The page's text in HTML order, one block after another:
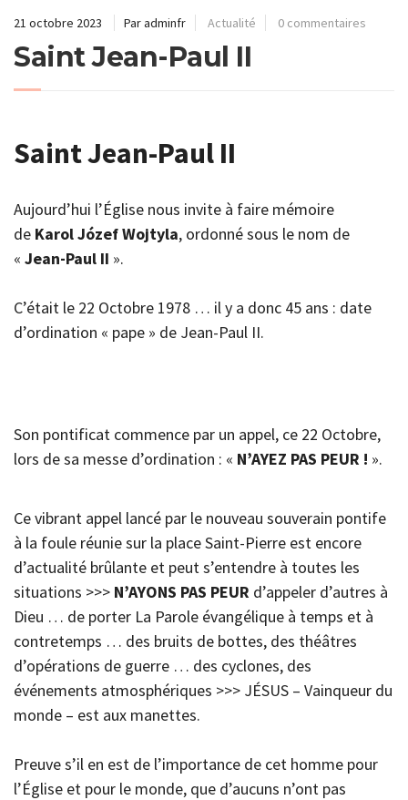
21 octobre 2023 Par adminfr Actualité 0 commentaires
Saint Jean-Paul II
Saint Jean-Paul II
Aujourd’hui l’Église nous invite à faire mémoire
de Karol Józef Wojtyla, ordonné sous le nom de
« Jean-Paul II ».
C’était le 22 Octobre 1978 … il y a donc 45 ans : date
d’ordination « pape » de Jean-Paul II.
Son pontificat commence par un appel, ce 22 Octobre,
lors de sa messe d’ordination : « N’AYEZ PAS PEUR ! ».
Ce vibrant appel lancé par le nouveau souverain pontife
à la foule réunie sur la place Saint-Pierre est encore
d’actualité brûlante et peut s’entendre à toutes les
situations >>> N’AYONS PAS PEUR d’appeler d’autres à
Dieu … de porter La Parole évangélique à temps et à
contretemps … des bruits de bottes, des théâtres
d’opérations de guerre … des cyclones, des
événements atmosphériques >>> JÉSUS – Vainqueur du
monde – est aux manettes.
Preuve s’il en est de l’importance de cet homme pour
l’Église et pour le monde, que d’aucuns n’ont pas